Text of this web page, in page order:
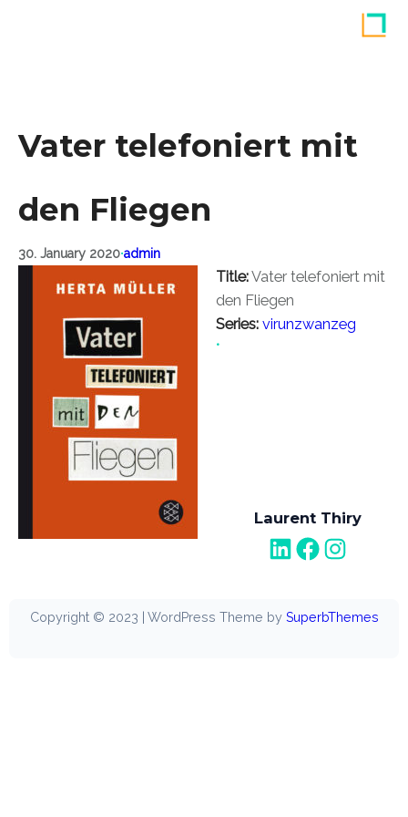
Vater telefoniert mit
den Fliegen
30. January 2020•admin
Title:Vater telefoniert mit
den Fliegen
Series: virunzwanzeg
•
Laurent Thiry
LinkedIn Facebook Instagram
Copyright © 2023 | WordPress Theme by SuperbThemes